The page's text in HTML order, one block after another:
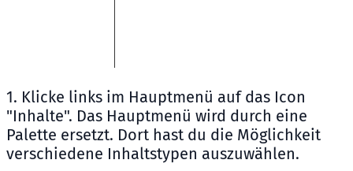
1. Klicke links im Hauptmenü auf das Icon
"Inhalte". Das Hauptmenü wird durch eine
Palette ersetzt. Dort hast du die Möglichkeit
verschiedene Inhaltstypen auszuwählen.